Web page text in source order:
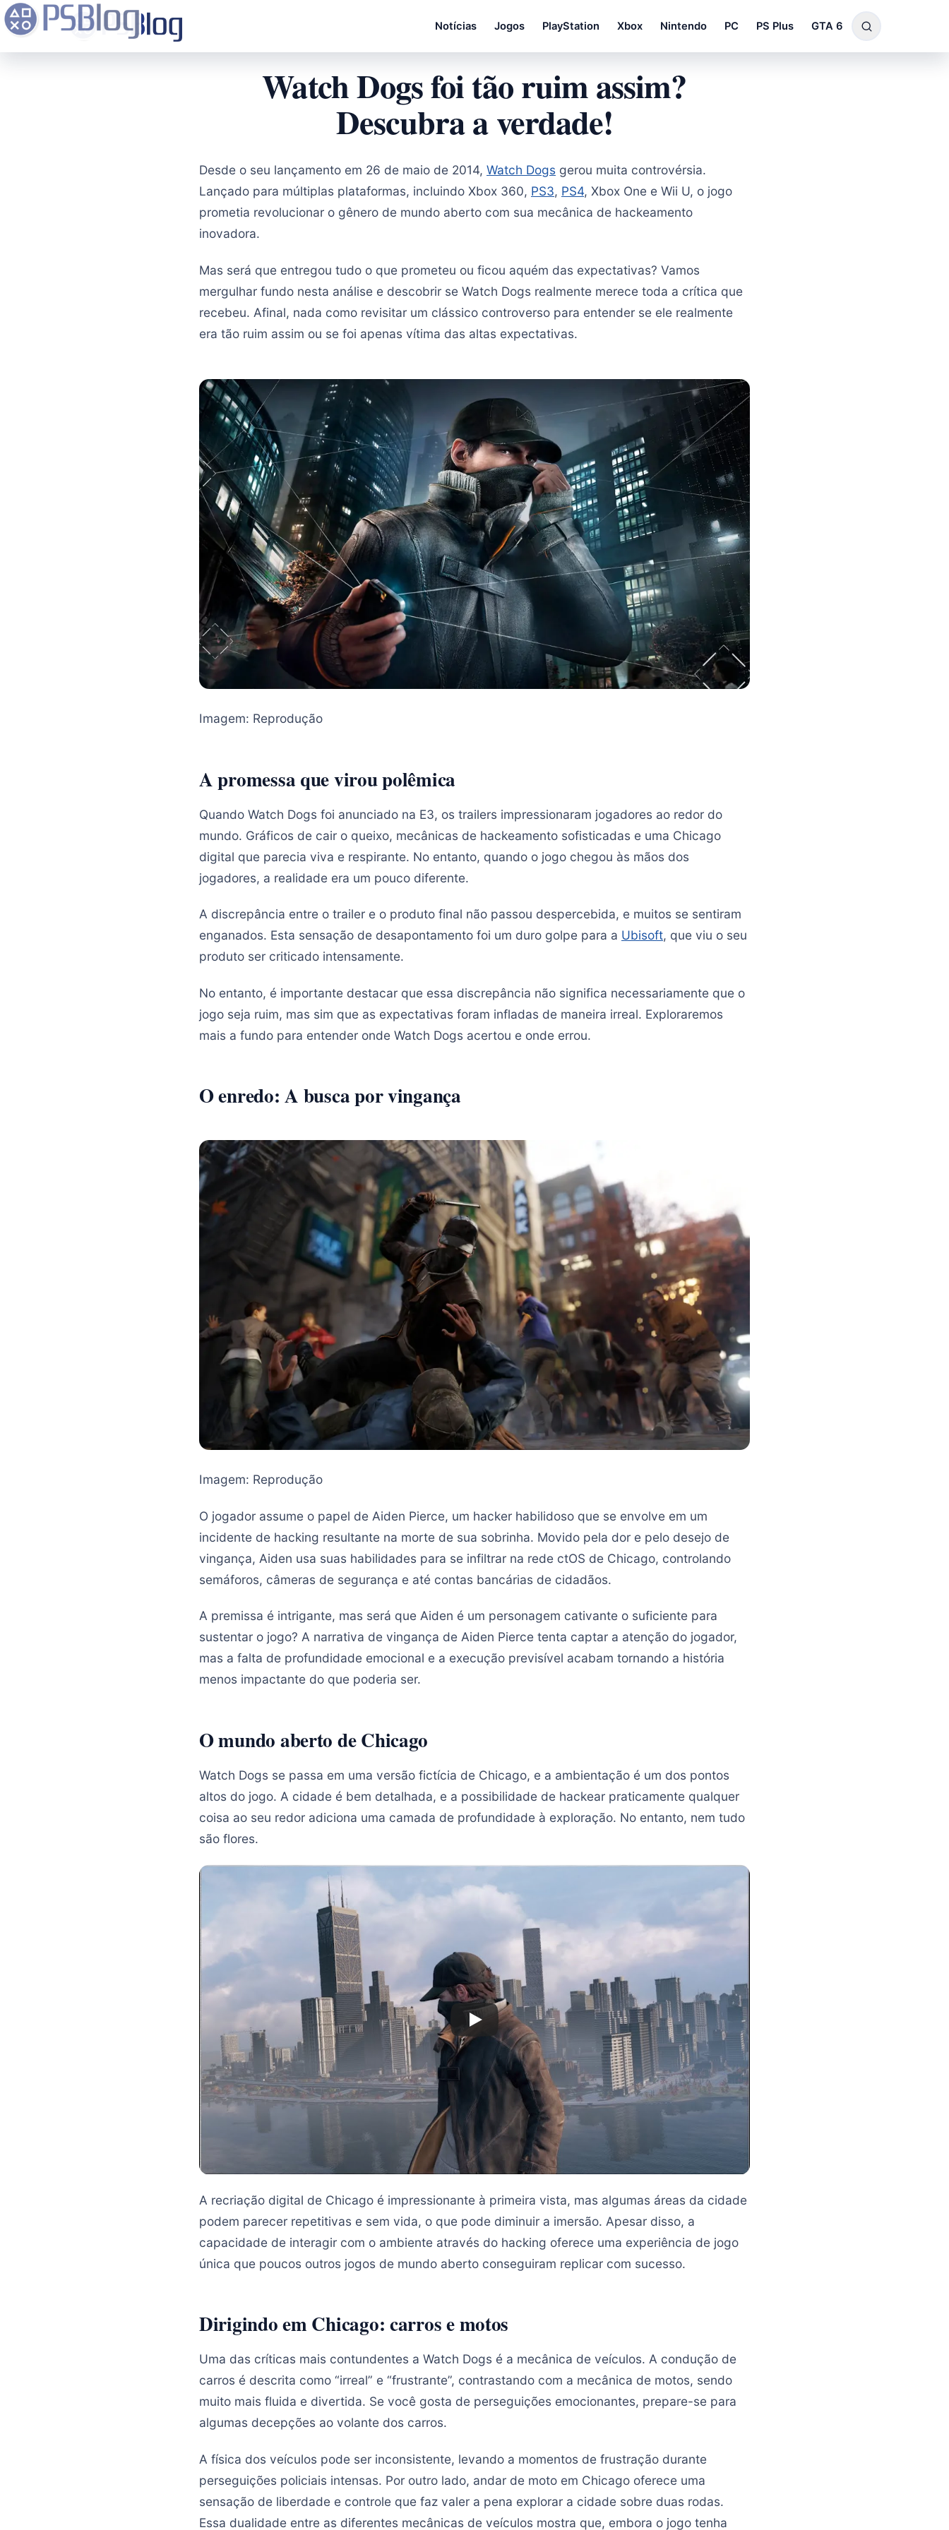
Notícias Jogos PlayStation Xbox Nintendo PC PS Plus GTA 6
Watch Dogs foi tão ruim assim?
Descubra a verdade!
Desde o seu lançamento em 26 de maio de 2014, Watch Dogs gerou muita controvérsia.
Lançado para múltiplas plataformas, incluindo Xbox 360, PS3, PS4, Xbox One e Wii U, o jogo
prometia revolucionar o gênero de mundo aberto com sua mecânica de hackeamento
inovadora.
Mas será que entregou tudo o que prometeu ou ficou aquém das expectativas? Vamos
mergulhar fundo nesta análise e descobrir se Watch Dogs realmente merece toda a crítica que
recebeu. Afinal, nada como revisitar um clássico controverso para entender se ele realmente
era tão ruim assim ou se foi apenas vítima das altas expectativas.
Imagem: Reprodução
A promessa que virou polêmica
Quando Watch Dogs foi anunciado na E3, os trailers impressionaram jogadores ao redor do
mundo. Gráficos de cair o queixo, mecânicas de hackeamento sofisticadas e uma Chicago
digital que parecia viva e respirante. No entanto, quando o jogo chegou às mãos dos
jogadores, a realidade era um pouco diferente.
A discrepância entre o trailer e o produto final não passou despercebida, e muitos se sentiram
enganados. Esta sensação de desapontamento foi um duro golpe para a Ubisoft, que viu o seu
produto ser criticado intensamente.
No entanto, é importante destacar que essa discrepância não significa necessariamente que o
jogo seja ruim, mas sim que as expectativas foram infladas de maneira irreal. Exploraremos
mais a fundo para entender onde Watch Dogs acertou e onde errou.
O enredo: A busca por vingança
Imagem: Reprodução
O jogador assume o papel de Aiden Pierce, um hacker habilidoso que se envolve em um
incidente de hacking resultante na morte de sua sobrinha. Movido pela dor e pelo desejo de
vingança, Aiden usa suas habilidades para se infiltrar na rede ctOS de Chicago, controlando
semáforos, câmeras de segurança e até contas bancárias de cidadãos.
A premissa é intrigante, mas será que Aiden é um personagem cativante o suficiente para
sustentar o jogo? A narrativa de vingança de Aiden Pierce tenta captar a atenção do jogador,
mas a falta de profundidade emocional e a execução previsível acabam tornando a história
menos impactante do que poderia ser.
O mundo aberto de Chicago
Watch Dogs se passa em uma versão fictícia de Chicago, e a ambientação é um dos pontos
altos do jogo. A cidade é bem detalhada, e a possibilidade de hackear praticamente qualquer
coisa ao seu redor adiciona uma camada de profundidade à exploração. No entanto, nem tudo
são flores.
A recriação digital de Chicago é impressionante à primeira vista, mas algumas áreas da cidade
podem parecer repetitivas e sem vida, o que pode diminuir a imersão. Apesar disso, a
capacidade de interagir com o ambiente através do hacking oferece uma experiência de jogo
única que poucos outros jogos de mundo aberto conseguiram replicar com sucesso.
Dirigindo em Chicago: carros e motos
Uma das críticas mais contundentes a Watch Dogs é a mecânica de veículos. A condução de
carros é descrita como “irreal” e “frustrante”, contrastando com a mecânica de motos, sendo
muito mais fluida e divertida. Se você gosta de perseguições emocionantes, prepare-se para
algumas decepções ao volante dos carros.
A física dos veículos pode ser inconsistente, levando a momentos de frustração durante
perseguições policiais intensas. Por outro lado, andar de moto em Chicago oferece uma
sensação de liberdade e controle que faz valer a pena explorar a cidade sobre duas rodas.
Essa dualidade entre as diferentes mecânicas de veículos mostra que, embora o jogo tenha